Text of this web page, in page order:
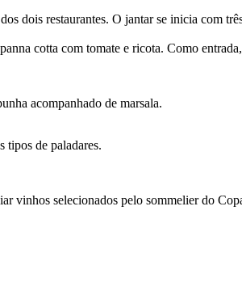
dois restaurantes. O jantar se inicia com
cotta com tomate e ricota. Como entrada,
acompanhado de marsala.
tipos de paladares.
vinhos selecionados pelo sommelier